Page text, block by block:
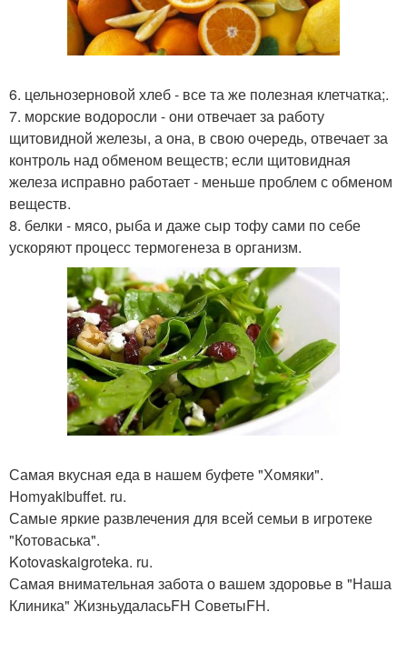
6. цельнозерновой хлеб - все та же полезная клетчатка;.
7. морские водоросли - они отвечает за работу
щитовидной железы, а она, в свою очередь, отвечает за
контроль над обменом веществ; если щитовидная
железа исправно работает - меньше проблем с обменом
веществ.
8. белки - мясо, рыба и даже сыр тофу сами по себе
ускоряют процесс термогенеза в организм.
Самая вкусная еда в нашем буфете "Хомяки".
Homyakibuffet. ru.
Самые яркие развлечения для всей семьи в игротеке
"Котоваська".
Kotovaskaigroteka. ru.
Самая внимательная забота о вашем здоровье в "Наша
Клиника" ЖизньудаласьFH СоветыFH.